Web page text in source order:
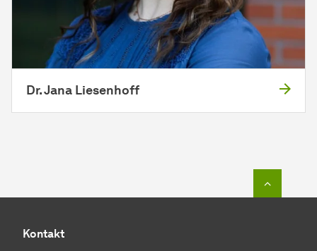
Dr. Jana Liesenhoff
Kontakt